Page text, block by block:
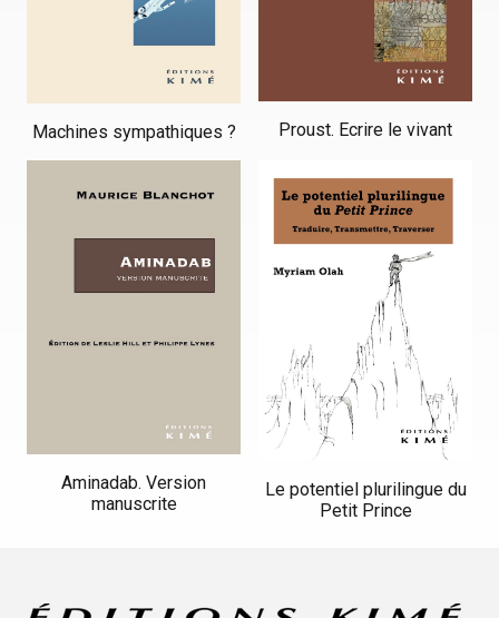
Machines sympathiques ? Proust. Ecrire le vivant
Aminadab. Version
manuscrite
Le potentiel plurilingue du
Petit Prince